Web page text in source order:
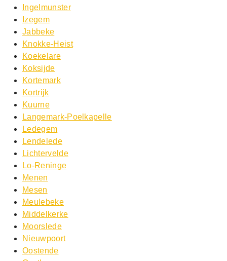
Ingelmunster
Izegem
Jabbeke
Knokke-Heist
Koekelare
Koksijde
Kortemark
Kortrijk
Kuurne
Langemark-Poelkapelle
Ledegem
Lendelede
Lichtervelde
Lo-Reninge
Menen
Mesen
Meulebeke
Middelkerke
Moorslede
Nieuwpoort
Oostende